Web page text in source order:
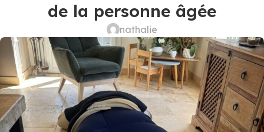
de la personne âgée
nathalie